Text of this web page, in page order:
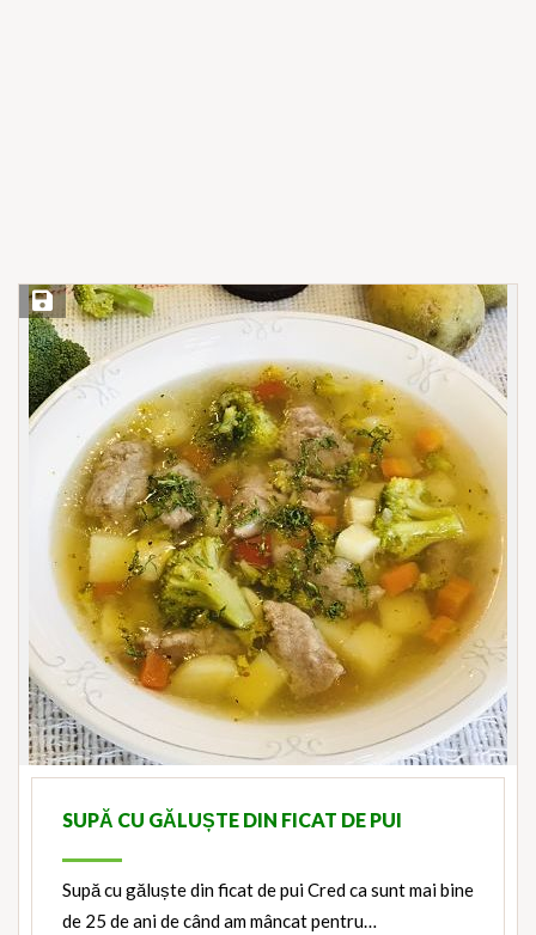
Save Recipe
SUPĂ CU GĂLUȘTE DIN FICAT DE PUI
Supă cu găluște din ficat de pui Cred ca sunt mai bine
de 25 de ani de când am mâncat pentru…